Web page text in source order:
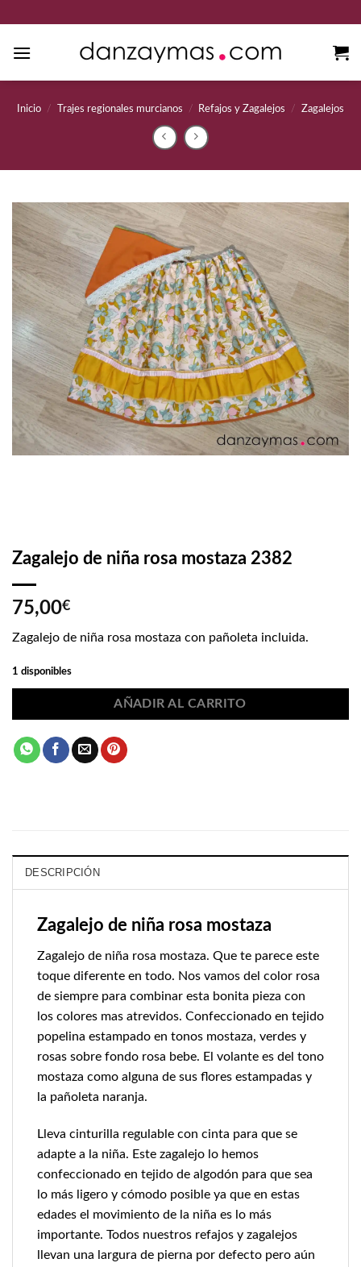
contenido
Inicio / Trajes regionales murcianos / Refajos y Zagalejos / Zagalejos
Zagalejo de niña rosa mostaza 2382
75,00€
Zagalejo de niña rosa mostaza con pañoleta incluida.
1 disponibles
AÑADIR AL CARRITO
DESCRIPCIÓN
Zagalejo de niña rosa mostaza
Zagalejo de niña rosa mostaza. Que te parece este
toque diferente en todo. Nos vamos del color rosa
de siempre para combinar esta bonita pieza con
los colores mas atrevidos. Confeccionado en tejido
popelina estampado en tonos mostaza, verdes y
rosas sobre fondo rosa bebe. El volante es del tono
mostaza como alguna de sus flores estampadas y
la pañoleta naranja.
Lleva cinturilla regulable con cinta para que se
adapte a la niña. Este zagalejo lo hemos
confeccionado en tejido de algodón para que sea
lo más ligero y cómodo posible ya que en estas
edades el movimiento de la niña es lo más
importante. Todos nuestros refajos y zagalejos
llevan una largura de pierna por defecto pero aún